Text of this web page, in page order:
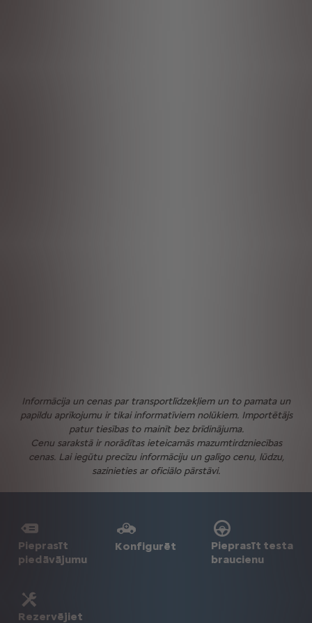
Informācija un cenas par transportlīdzekļiem un to pamata un
papildu aprīkojumu ir tikai informatīviem nolūkiem. Importētājs
patur tiesības to mainīt bez brīdinājuma.
Cenu sarakstā ir norādītas ieteicamās mazumtirdzniecības
cenas. Lai iegūtu precīzu informāciju un galīgo cenu, lūdzu,
sazinieties ar oficiālo pārstāvi.
Pieprasīt
piedāvājumu
Konfigurēt
Pieprasīt testa
braucienu
Rezervējiet